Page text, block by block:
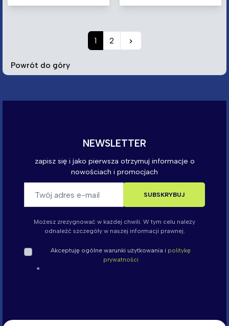
1 2 keyboard_arrow_right
Powrót do góry
Możesz zrezygnować w każdej chwili. W tym celu należy
odnaleźć szczegóły w naszej informacji prawnej.
Akceptuję ogólne warunki użytkowania i politykę
prywatności